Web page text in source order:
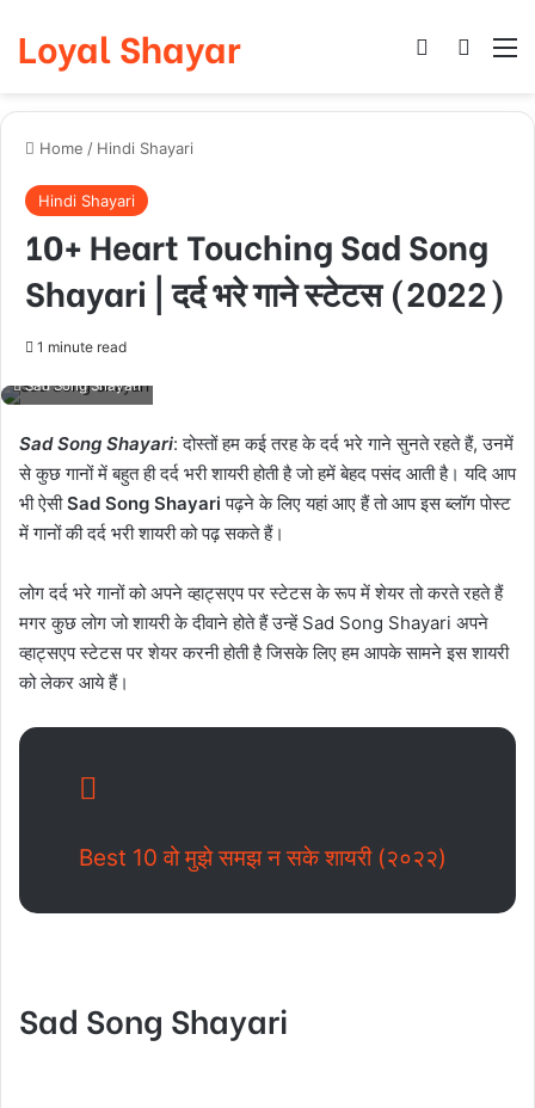
Loyal Shayar Log In
Home / Hindi Shayari
Hindi Shayari
10+ Heart Touching Sad Song
Shayari | दर्द भरे गाने स्टेटस (2022)
1 minute read
Sad Song Shayari
Sad Song Shayari: दोस्तों हम कई तरह के दर्द भरे गाने सुनते रहते हैं, उनमें
से कुछ गानों में बहुत ही दर्द भरी शायरी होती है जो हमें बेहद पसंद आती है। यदि आप
भी ऐसीSad Song Shayari पढ़ने के लिए यहां आए हैं तो आप इस ब्लॉग पोस्ट
में गानों की दर्द भरी शायरी को पढ़ सकते हैं।
लोग दर्द भरे गानों को अपने व्हाट्सएप पर स्टेटस के रूप में शेयर तो करते रहते हैं
मगर कुछ लोग जो शायरी के दीवाने होते हैं उन्हें Sad Song Shayari अपने
व्हाट्सएप स्टेटस पर शेयर करनी होती है जिसके लिए हम आपके सामने इस शायरी
को लेकर आये हैं।
Best 10 वो मुझे समझ न सके शायरी (२०२२)
Sad Song Shayari